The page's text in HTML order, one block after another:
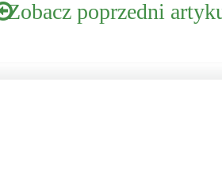
Zobacz poprzedni